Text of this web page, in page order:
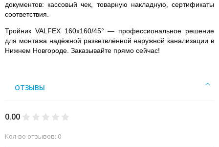
документов: кассовый чек, товарную накладную, сертификаты
соответствия.
Тройник VALFEX 160х160/45° — профессиональное решение
для монтажа надёжной разветвлённой наружной канализации в
Нижнем Новгороде. Заказывайте прямо сейчас!
ОТЗЫВЫ
0.00
Кол-во отзывов: 0